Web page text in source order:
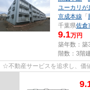
ユーカリが
京成本線 「
千葉県佐倉
9.1万円
築年数：築
階数：3階
☆不動産サービスを追求し、価